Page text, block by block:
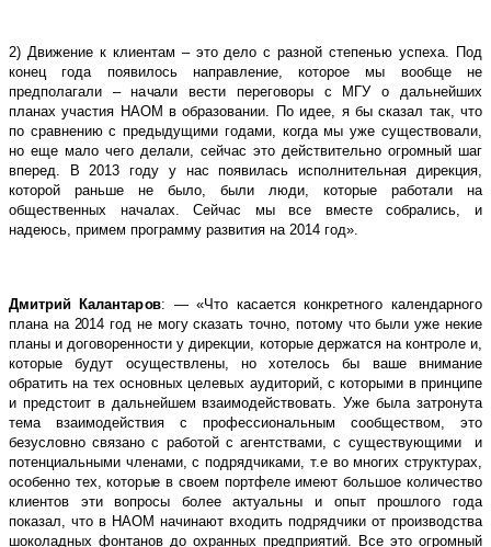
2) Движение к клиентам – это дело с разной степенью успеха. Под
конец года появилось направление, которое мы вообще не
предполагали – начали вести переговоры с МГУ о дальнейших
планах участия НАОМ в образовании. По идее, я бы сказал так, что
по сравнению с предыдущими годами, когда мы уже существовали,
но еще мало чего делали, сейчас это действительно огромный шаг
вперед. В 2013 году у нас появилась исполнительная дирекция,
которой раньше не было, были люди, которые работали на
общественных началах. Сейчас мы все вместе собрались, и
надеюсь, примем программу развития на 2014 год».
Дмитрий Калантаров: — «Что касается конкретного календарного
плана на 2014 год не могу сказать точно, потому что были уже некие
планы и договоренности у дирекции, которые держатся на контроле и,
которые будут осуществлены, но хотелось бы ваше внимание
обратить на тех основных целевых аудиторий, с которыми в принципе
и предстоит в дальнейшем взаимодействовать. Уже была затронута
тема взаимодействия с профессиональным сообществом, это
безусловно связано с работой с агентствами, с существующими и
потенциальными членами, с подрядчиками, т.е во многих структурах,
особенно тех, которые в своем портфеле имеют большое количество
клиентов эти вопросы более актуальны и опыт прошлого года
показал, что в НАОМ начинают входить подрядчики от производства
шоколадных фонтанов до охранных предприятий. Все это огромный